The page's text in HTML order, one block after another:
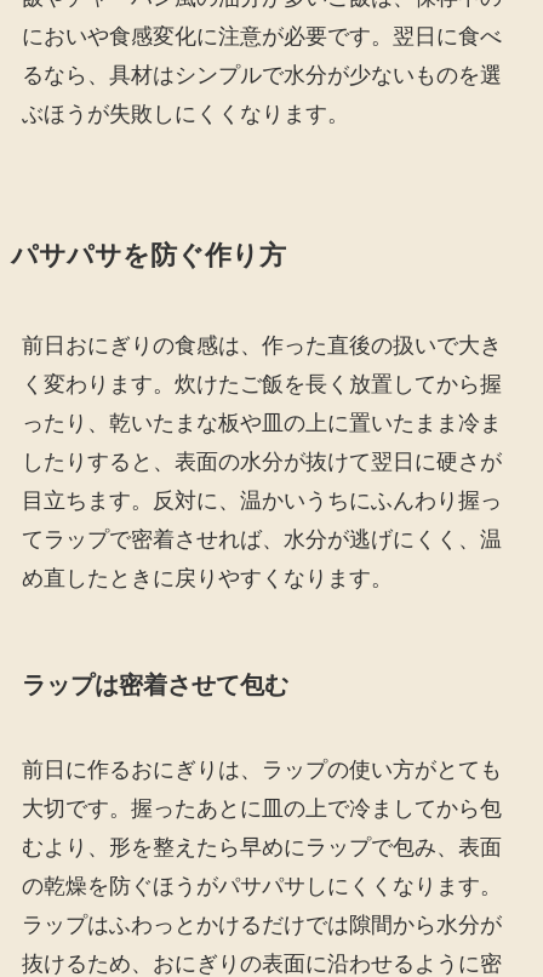
においや食感変化に注意が必要です。翌日に食べ
るなら、具材はシンプルで水分が少ないものを選
ぶほうが失敗しにくくなります。
パサパサを防ぐ作り方
前日おにぎりの食感は、作った直後の扱いで大き
く変わります。炊けたご飯を長く放置してから握
ったり、乾いたまな板や皿の上に置いたまま冷ま
したりすると、表面の水分が抜けて翌日に硬さが
目立ちます。反対に、温かいうちにふんわり握っ
てラップで密着させれば、水分が逃げにくく、温
め直したときに戻りやすくなります。
ラップは密着させて包む
前日に作るおにぎりは、ラップの使い方がとても
大切です。握ったあとに皿の上で冷ましてから包
むより、形を整えたら早めにラップで包み、表面
の乾燥を防ぐほうがパサパサしにくくなります。
ラップはふわっとかけるだけでは隙間から水分が
抜けるため、おにぎりの表面に沿わせるように密